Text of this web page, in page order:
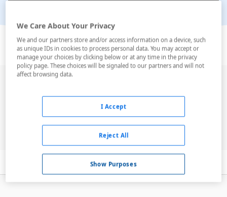
Ver en el mapa
de la ciudad de Lisboa que ofrece100 habitaciones
sus posibles clientes. Ubicado en un edificio de cuatro
plantas y de moderno diseño, el hotel ha conseguido ir
ganando una merecida popularidad entre aquellos vi...
Servicios
We Care About Your Privacy
We and our partners store and/or access information on a device, such
as unique IDs in cookies to process personal data. You may accept or
manage your choices by clicking below or at any time in the privacy
policy page. These choices will be signaled to our partners and will not
affect browsing data.
Show Purposes
Reject All
I Accept